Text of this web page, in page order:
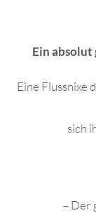
Ein
Eine Flussnixe
sich
– Der